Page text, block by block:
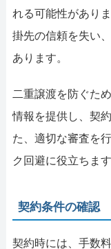
れる可能性があり
掛先の信頼を失い
あります。
二重譲渡を防ぐた
情報を提供し、契
た、適切な審査を
ク回避に役立ちます
契約条件の確認
契約時には、手数